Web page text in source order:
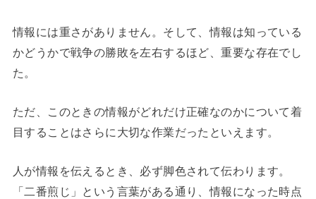
情報には重さがありません。そして、情報は知っている
かどうかで戦争の勝敗を左右するほど、重要な存在でし
た。
ただ、このときの情報がどれだけ正確なのかについて着
目することはさらに大切な作業だったといえます。
人が情報を伝えるとき、必ず脚色されて伝わります。
「二番煎じ」という言葉がある通り、情報になった時点